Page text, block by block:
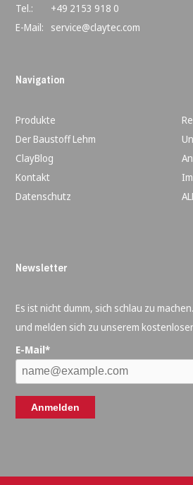
Tel.:
+49 2153 918 0
E-Mail:
service@claytec.com
Navigation
Produkte
Der Baustoff Lehm
ClayBlog
Kontakt
Datenschutz
Newsletter
Es ist nicht dumm, sich schlau zu
und melden sich zu unserem
E-Mail*
Anmelden